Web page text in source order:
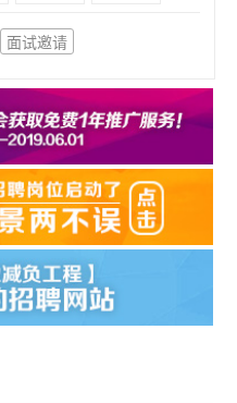
面试邀请